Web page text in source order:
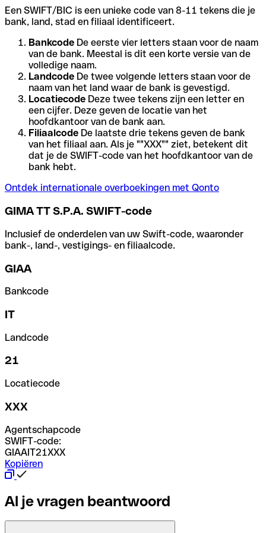
Een SWIFT/BIC is een unieke code van 8-11 tekens die je
bank, land, stad en filiaal identificeert.
Bankcode De eerste vier letters staan voor de naam
van de bank. Meestal is dit een korte versie van de
volledige naam.
Landcode De twee volgende letters staan voor de
naam van het land waar de bank is gevestigd.
Locatiecode Deze twee tekens zijn een letter en
een cijfer. Deze geven de locatie van het
hoofdkantoor van de bank aan.
Filiaalcode De laatste drie tekens geven de bank
van het filiaal aan. Als je ""XXX"" ziet, betekent dit
dat je de SWIFT-code van het hoofdkantoor van de
bank hebt.
Ontdek internationale overboekingen met Qonto
GIMA TT S.P.A. SWIFT-code
Inclusief de onderdelen van uw Swift-code, waaronder
bank-, land-, vestigings- en filiaalcode.
GIAA
Bankcode
IT
Landcode
21
Locatiecode
XXX
Agentschapcode
SWIFT-code:
GIAAIT21XXX
Kopiëren
Al je vragen beantwoord